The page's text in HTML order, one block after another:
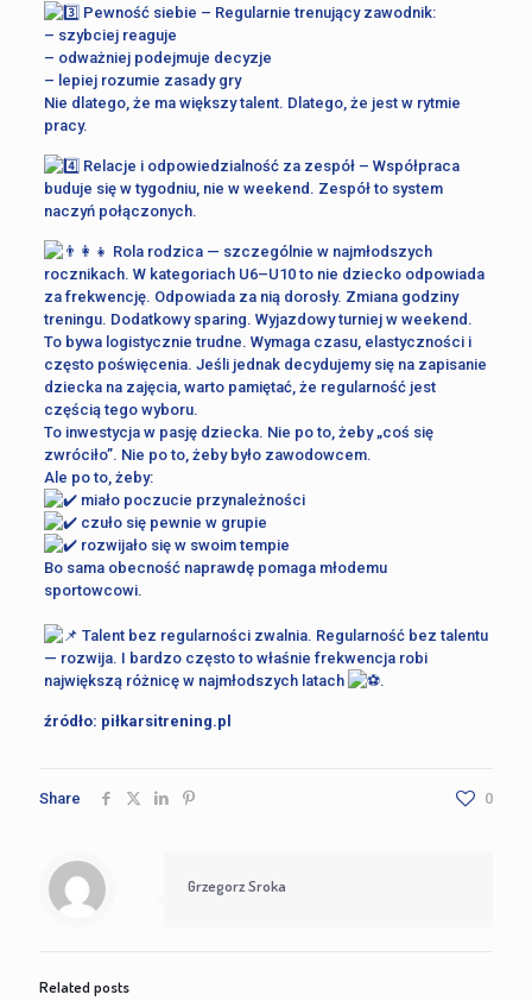
Pewność siebie – Regularnie trenujący zawodnik:
– szybciej reaguje
– odważniej podejmuje decyzje
– lepiej rozumie zasady gry
Nie dlatego, że ma większy talent. Dlatego, że jest w rytmie
pracy.
Relacje i odpowiedzialność za zespół – Współpraca
buduje się w tygodniu, nie w weekend. Zespół to system
naczyń połączonych.
Rola rodzica — szczególnie w najmłodszych
rocznikach. W kategoriach U6–U10 to nie dziecko odpowiada
za frekwencję. Odpowiada za nią dorosły. Zmiana godziny
treningu. Dodatkowy sparing. Wyjazdowy turniej w weekend.
To bywa logistycznie trudne. Wymaga czasu, elastyczności i
często poświęcenia. Jeśli jednak decydujemy się na zapisanie
dziecka na zajęcia, warto pamiętać, że regularność jest
częścią tego wyboru.
To inwestycja w pasję dziecka. Nie po to, żeby „coś się
zwróciło”. Nie po to, żeby było zawodowcem.
Ale po to, żeby:
miało poczucie przynależności
czuło się pewnie w grupie
rozwijało się w swoim tempie
Bo sama obecność naprawdę pomaga młodemu
sportowcowi.
Talent bez regularności zwalnia. Regularność bez talentu
— rozwija. I bardzo często to właśnie frekwencja robi
największą różnicę w najmłodszych latach
.
źródło: piłkarsitrening.pl
Share 0
Grzegorz Sroka
Related posts